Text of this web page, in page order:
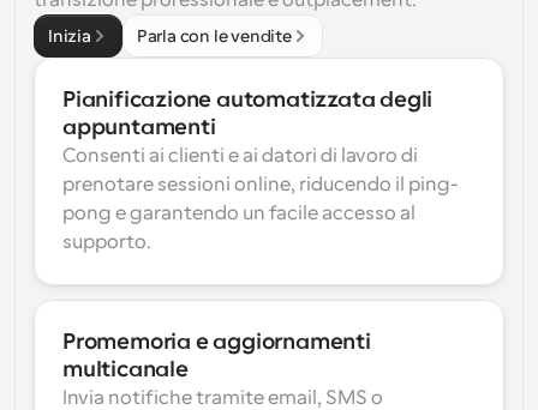
Inizia Parla con le vendite
Pianificazione automatizzata degli
appuntamenti
Consenti ai clienti e ai datori di lavoro di
prenotare sessioni online, riducendo il ping-
pong e garantendo un facile accesso al
supporto.
Promemoria e aggiornamenti
multicanale
Invia notifiche tramite email, SMS o